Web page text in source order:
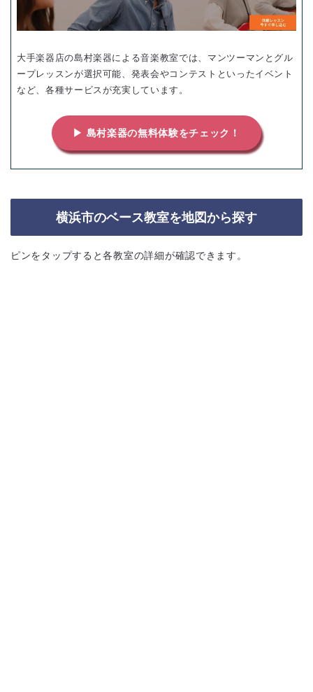
大手楽器店の島村楽器による音楽教室では、マンツーマンとグル
ープレッスンが選択可能、発表会やコンテストといったイベント
など、各種サービスが充実しています。
▶ 島村楽器の無料体験をチェック！
横浜市のベース教室を地図から探す
ピンをタップすると各教室の詳細が確認できます。